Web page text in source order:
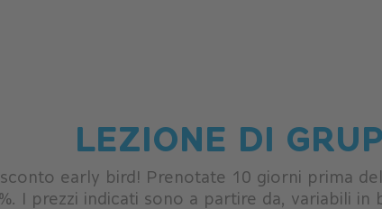
LEZIONE DI
early bird! Prenotate 10 giorni prima
I prezzi indicati sono a partire da, variabili in